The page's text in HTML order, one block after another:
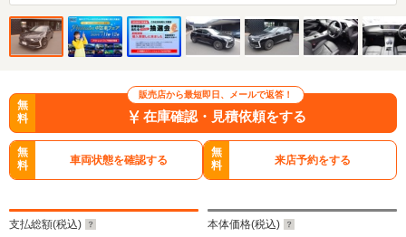
販売店から最短即日、メールで返答！
無
料
在庫確認・見積依頼をする
無
料
車両状態を確認する
無
料
来店予約をする
支払総額(税込) 本体価格(税込)